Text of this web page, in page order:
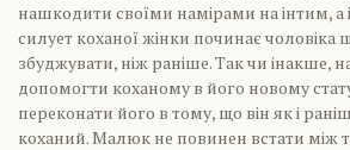
нашкодити своїми намірами на інтим, а
силует коханої жінки починає чоловіка
збуджувати, ніж раніше. Так чи інакше,
допомогти коханому в його новому
переконати його в тому, що він як і
коханий. Малюк не повинен встати між